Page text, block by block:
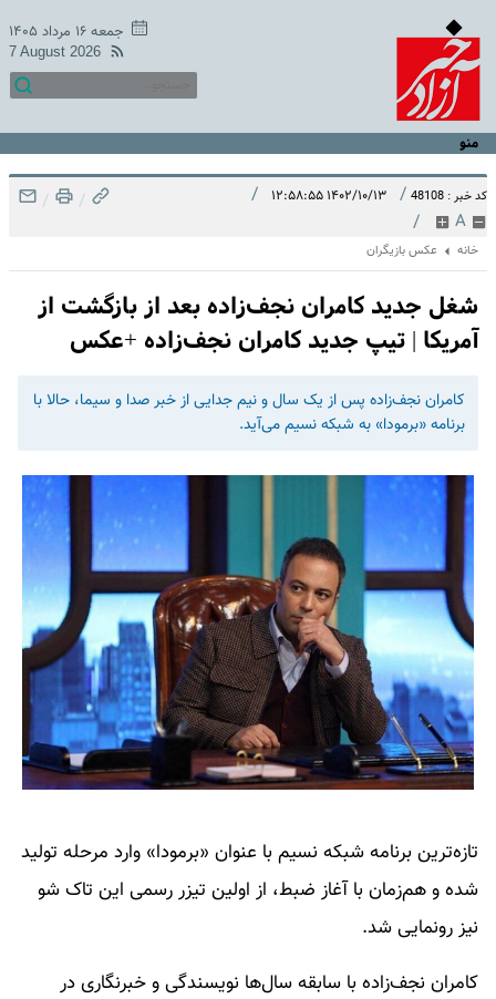
جمعه ۱۶ مرداد ۱۴۰۵
7 August 2026
منو
کد خبر : 48108 / ۱۴۰۲/۱۰/۱۳ ۱۲:۵۸:۵۵ /
A
/
/
/
خانه عکس بازیگران
شغل جدید کامران نجف‌زاده بعد از بازگشت از
آمریکا | تیپ جدید کامران نجف‌زاده +عکس
کامران نجف‌زاده پس از یک سال و نیم جدایی از خبر صدا و سیما، حالا با
برنامه «برمودا» به شبکه نسیم می‌آید.
تازه‌ترین برنامه شبکه نسیم با عنوان «برمودا» وارد مرحله تولید
شده و هم‌زمان با آغاز ضبط، از اولین تیزر رسمی این تاک شو
نیز رونمایی شد.
کامران نجف‌زاده با سابقه سال‌ها نویسندگی و خبرنگاری در